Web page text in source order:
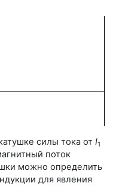
силы тока от I1
поток
можно определить
для явления